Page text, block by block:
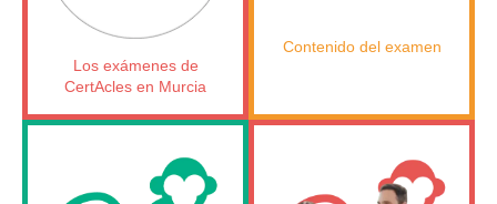
Los exámenes de
CertAcles en Murcia
Contenido del examen